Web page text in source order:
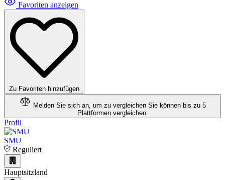
Favoriten anzeigen
Zu Favoriten hinzufügen
Melden Sie sich an, um zu vergleichen Sie können bis zu 5
Plattformen vergleichen.
Profil
SMU
Reguliert
Hauptsitzland